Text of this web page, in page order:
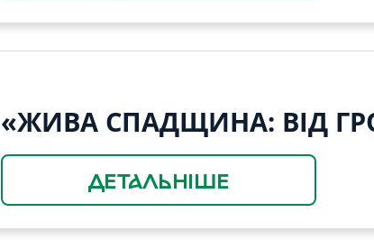
«ЖИВА СПАДЩИНА: ВІД
ДЕТАЛЬНІШЕ